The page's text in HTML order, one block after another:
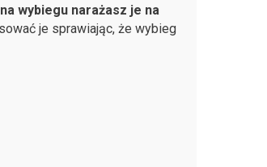
wybiegu narażasz je na
je sprawiając, że wybieg